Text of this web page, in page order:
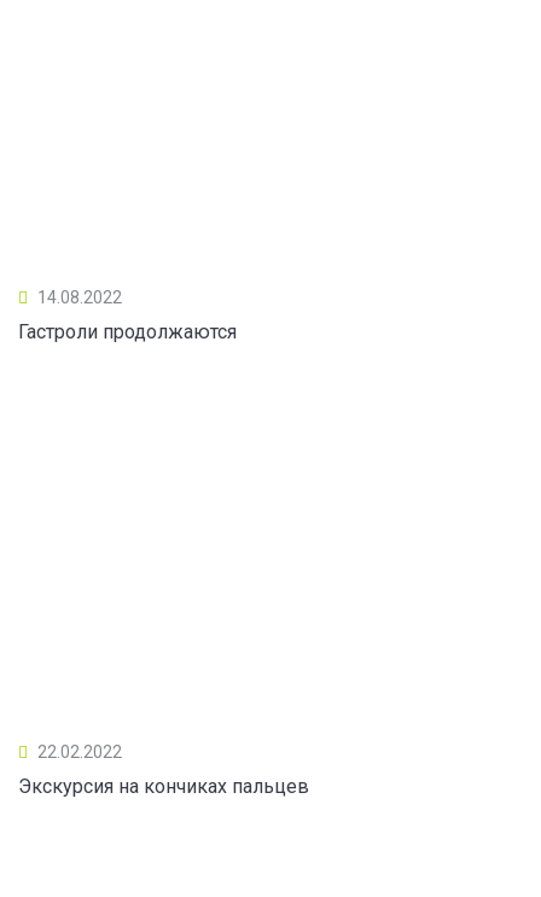
14.08.2022
Гастроли продолжаются
22.02.2022
Экскурсия на кончиках пальцев